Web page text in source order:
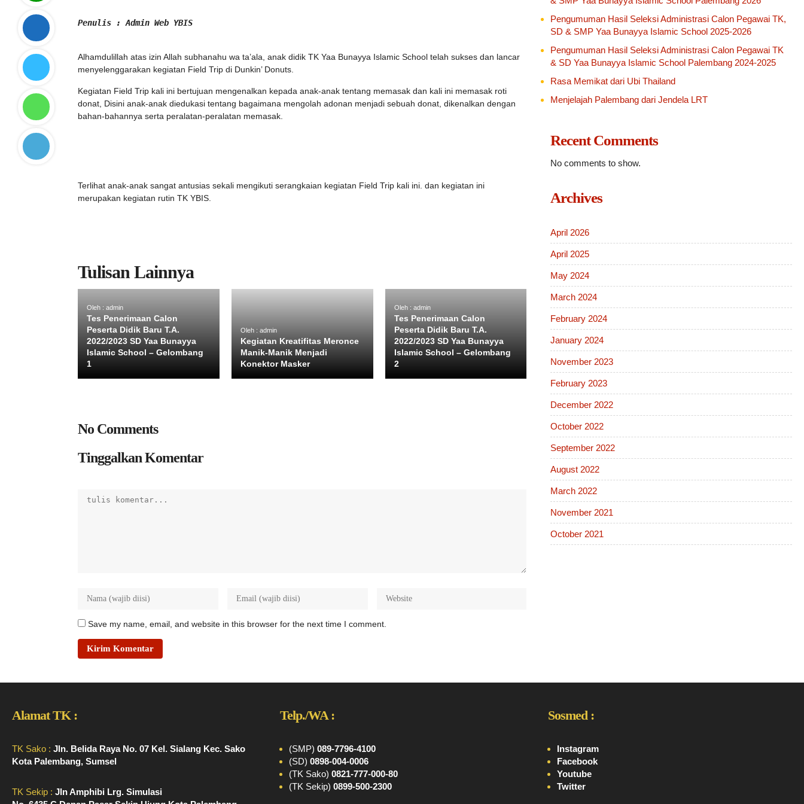
Penulis : Admin Web YBIS
Alhamdulillah atas izin Allah subhanahu wa ta’ala, anak didik TK Yaa Bunayya Islamic School telah sukses dan lancar
menyelenggarakan kegiatan Field Trip di Dunkin’ Donuts.
Kegiatan Field Trip kali ini bertujuan mengenalkan kepada anak-anak tentang memasak dan kali ini memasak roti
donat, Disini anak-anak diedukasi tentang bagaimana mengolah adonan menjadi sebuah donat, dikenalkan dengan
bahan-bahannya serta peralatan-peralatan memasak.
Terlihat anak-anak sangat antusias sekali mengikuti serangkaian kegiatan Field Trip kali ini. dan kegiatan ini
merupakan kegiatan rutin TK YBIS.
Tulisan Lainnya
Oleh : admin
Tes Penerimaan Calon
Peserta Didik Baru T.A.
2022/2023 SD Yaa Bunayya
Islamic School – Gelombang
1
Oleh : admin
Kegiatan Kreatifitas Meronce
Manik-Manik Menjadi
Konektor Masker
Oleh : admin
Tes Penerimaan Calon
Peserta Didik Baru T.A.
2022/2023 SD Yaa Bunayya
Islamic School – Gelombang
2
No Comments
Tinggalkan Komentar
Save my name, email, and website in this browser for the next time I comment.
Pengumuman Hasil Seleksi Administrasi Calon Pegawai TK,
SD & SMP Yaa Bunayya Islamic School 2025-2026
Pengumuman Hasil Seleksi Administrasi Calon Pegawai TK
& SD Yaa Bunayya Islamic School Palembang 2024-2025
Rasa Memikat dari Ubi Thailand
Menjelajah Palembang dari Jendela LRT
Recent Comments
No comments to show.
Archives
April 2026
April 2025
May 2024
March 2024
February 2024
January 2024
November 2023
February 2023
December 2022
October 2022
September 2022
August 2022
March 2022
November 2021
October 2021
Alamat TK :
TK Sako : Jln. Belida Raya No. 07 Kel. Sialang Kec. Sako
Kota Palembang, Sumsel
TK Sekip : Jln Amphibi Lrg. Simulasi
Telp./WA :
(SMP) 089-7796-4100
(SD) 0898-004-0006
(TK Sako) 0821-777-000-80
(TK Sekip) 0899-500-2300
Sosmed :
Instagram
Facebook
Youtube
Twitter